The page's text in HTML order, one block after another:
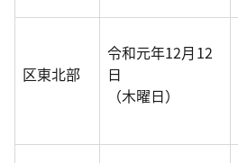
区東北部
令和元年12月12
日
（木曜日）